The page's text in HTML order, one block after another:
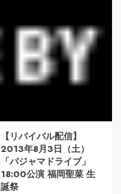
【リバイバル配信】
2013年8月3日（土）
「パジャマドライブ」
18:00公演 福岡聖菜 生
誕祭